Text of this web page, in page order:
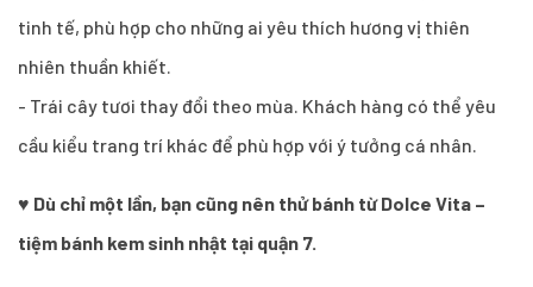
tinh tế, phù hợp cho những ai yêu thích hương vị thiên
nhiên thuần khiết.
- Trái cây tươi thay đổi theo mùa. Khách hàng có thể yêu
cầu kiểu trang trí khác để phù hợp với ý tưởng cá nhân.
♥ Dù chỉ một lần, bạn cũng nên thử bánh từ Dolce Vita –
tiệm bánh kem sinh nhật tại quận 7.